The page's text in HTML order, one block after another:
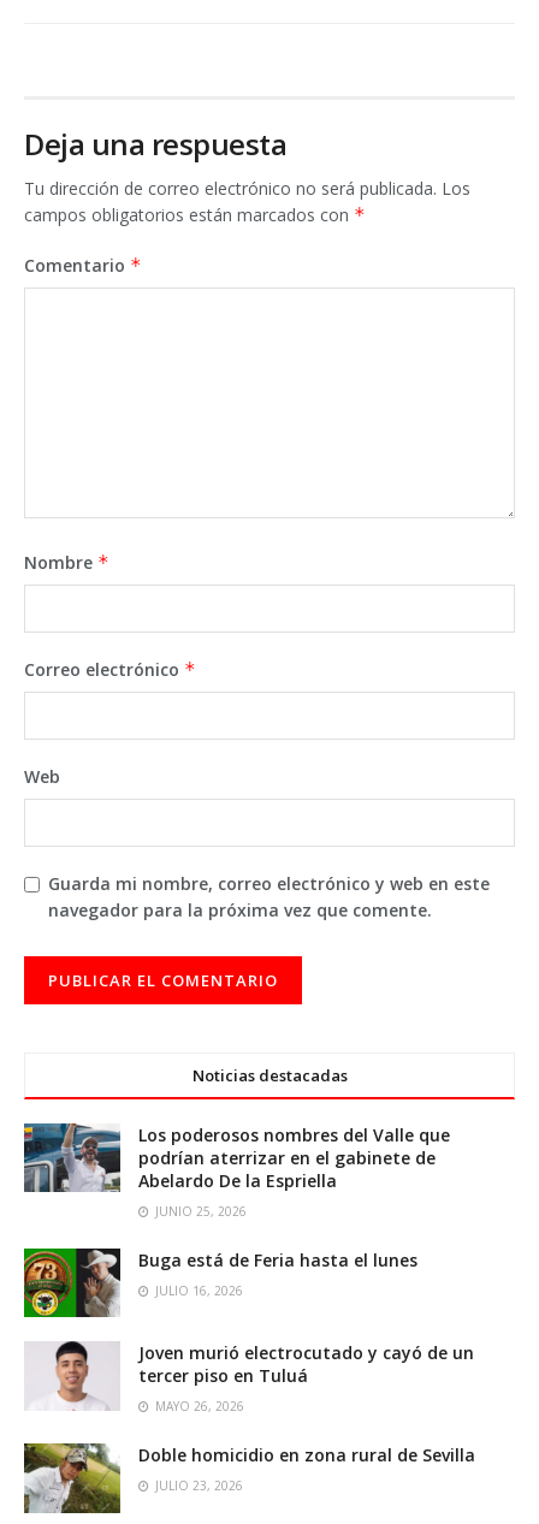
Deja una respuesta
Tu dirección de correo electrónico no será publicada. Los
campos obligatorios están marcados con *
Comentario *
Nombre *
Correo electrónico *
Web
Guarda mi nombre, correo electrónico y web en este
navegador para la próxima vez que comente.
Noticias destacadas
Los poderosos nombres del Valle que
podrían aterrizar en el gabinete de
Abelardo De la Espriella
JUNIO 25, 2026
Buga está de Feria hasta el lunes
JULIO 16, 2026
Joven murió electrocutado y cayó de un
tercer piso en Tuluá
MAYO 26, 2026
Doble homicidio en zona rural de Sevilla
JULIO 23, 2026